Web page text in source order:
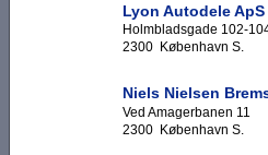
Lyon Autodele ApS
Holmbladsgade 102-
2300 København S.
Niels Nielsen
Ved Amagerbanen 11
2300 København S.